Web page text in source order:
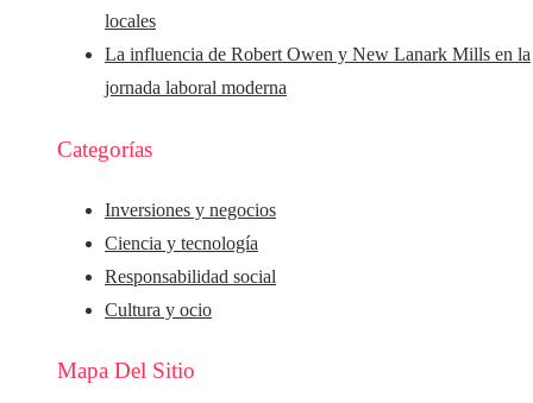
locales
La influencia de Robert Owen y New Lanark Mills en la
jornada laboral moderna
Categorías
Inversiones y negocios
Ciencia y tecnología
Responsabilidad social
Cultura y ocio
Mapa Del Sitio